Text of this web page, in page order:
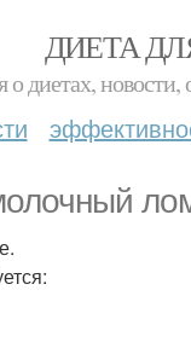
ДИЕТА
диетах,